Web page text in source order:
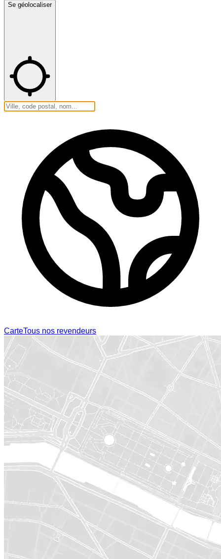
Se géolocaliser
CarteTous nos revendeurs